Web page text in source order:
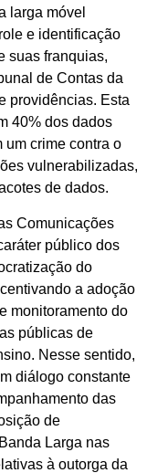
larga móvel
e identificação
suas franquias,
de Contas da
providências. Esta
40% dos dados
um crime contra o
vulnerabilizadas,
de dados.
Comunicações
público dos
do
a adoção
monitoramento do
públicas de
Nesse sentido,
diálogo constante
das
de
Larga nas
à outorga da